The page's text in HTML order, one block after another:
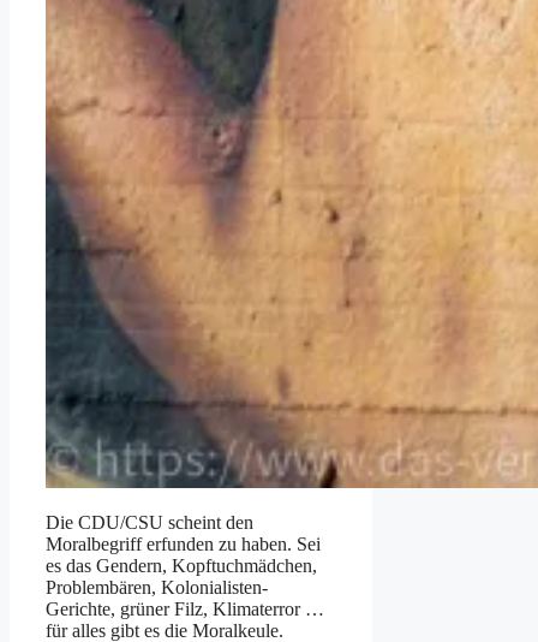
Die CDU/CSU scheint den
Moralbegriff erfunden zu haben. Sei
es das Gendern, Kopftuchmädchen,
Problembären, Kolonialisten-
Gerichte, grüner Filz, Klimaterror …
für alles gibt es die Moralkeule.